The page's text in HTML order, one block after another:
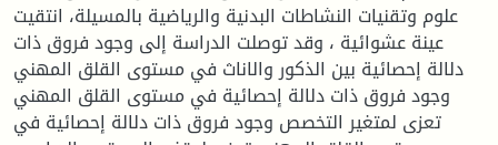
علوم وتقنيات النشاطات البدنية والرياضية بالمسيلة، انتقيت
عينة عشوائية ، وقد توصلت الدراسة إلى وجود فروق ذات
دلالة إحصائية بين الذكور والاناث في مستوى القلق المهني
وجود فروق ذات دلالة إحصائية في مستوى القلق المهني
تعزى لمتغير التخصص وجود فروق ذات دلالة إحصائية في